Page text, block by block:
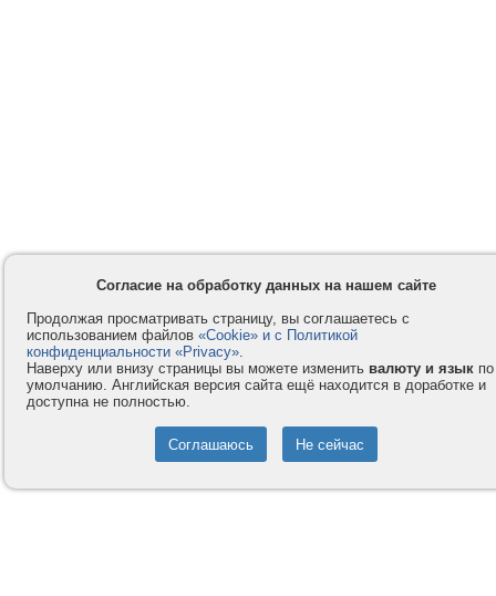
Согласие на обработку данных на нашем сайте
Продолжая просматривать страницу, вы соглашаетесь с
использованием файлов «Cookie» и с Политикой
конфиденциальности «Privacy».
Наверху или внизу страницы вы можете изменить валюту и язык по
умолчанию. Английская версия сайта ещё находится в доработке и
доступна не полностью.